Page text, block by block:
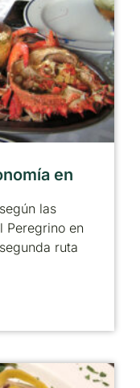
en
las
Peregrino en
ruta